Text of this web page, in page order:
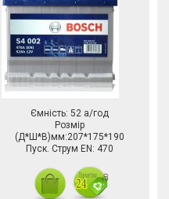
Ємність: 52 а/год
Розмір
(Д*Ш*В)мм:207*175*190
Пуск. Струм EN: 470